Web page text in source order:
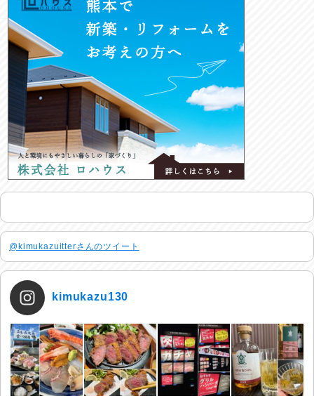
@kimukazuitterさんのツイート
kimukazu130